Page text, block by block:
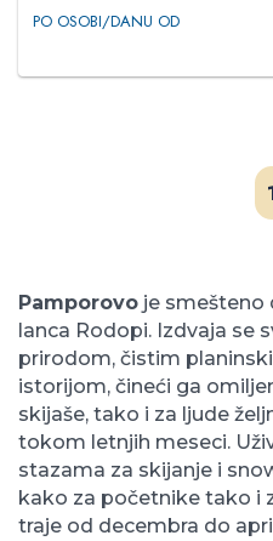
PO OSOBI/DANU OD
Pamporovo je smešteno
lanca Rodopi. Izdvaja se
prirodom, čistim
istorijom, čineći ga
skijaše, tako i za ljude
tokom letnjih meseci.
stazama za skijanje i
kako za početnike tako i
traje od decembra do